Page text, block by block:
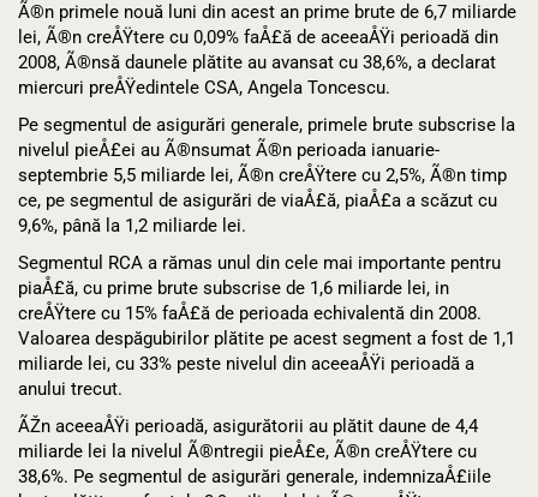
Ã®n primele nouă luni din acest an prime brute de 6,7 miliarde
lei, Ã®n creÅŸtere cu 0,09% faÅ£ă de aceeaÅŸi perioadă din
2008, Ã®nsă daunele plătite au avansat cu 38,6%, a declarat
miercuri preÅŸedintele CSA, Angela Toncescu.
Pe segmentul de asigurări generale, primele brute subscrise la
nivelul pieÅ£ei au Ã®nsumat Ã®n perioada ianuarie-
septembrie 5,5 miliarde lei, Ã®n creÅŸtere cu 2,5%, Ã®n timp
ce, pe segmentul de asigurări de viaÅ£ă, piaÅ£a a scăzut cu
9,6%, până la 1,2 miliarde lei.
Segmentul RCA a rămas unul din cele mai importante pentru
piaÅ£ă, cu prime brute subscrise de 1,6 miliarde lei, in
creÅŸtere cu 15% faÅ£ă de perioada echivalentă din 2008.
Valoarea despăgubirilor plătite pe acest segment a fost de 1,1
miliarde lei, cu 33% peste nivelul din aceeaÅŸi perioadă a
anului trecut.
ÃŽn aceeaÅŸi perioadă, asigurătorii au plătit daune de 4,4
miliarde lei la nivelul Ã®ntregii pieÅ£e, Ã®n creÅŸtere cu
38,6%. Pe segmentul de asigurări generale, indemnizaÅ£iile